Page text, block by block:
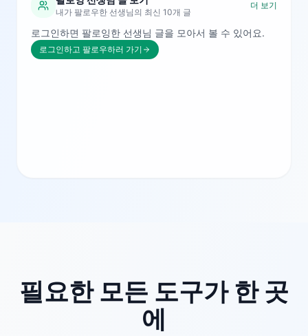
내가 팔로우한 선생님의 최신 10개 글
더 보기
로그인하면 팔로잉한 선생님 글을 모아서 볼 수 있어요.
로그인하고 팔로우하러 가기
필요한 모든 도구가 한 곳
에